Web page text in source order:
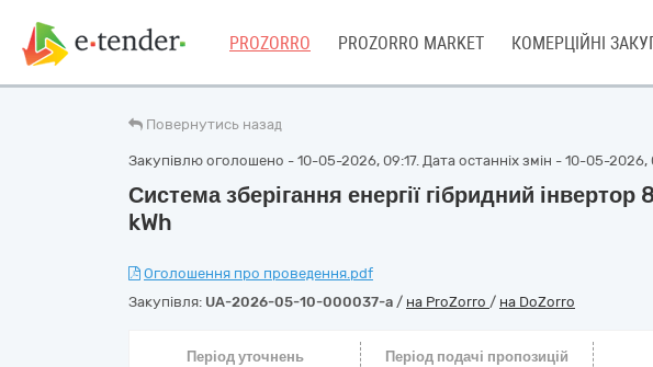
PROZORRO PROZORRO MARKET КОМЕРЦІЙНІ
Повернутись назад
Закупівлю оголошено - 10-05-2026, 09:17. Дата останніх змін - 10-05-2026,
Система зберігання енергії гібридний інвертор
kWh
Оголошення про проведення.pdf
Закупівля: UA-2026-05-10-000037-a / на ProZorro / на DoZorro
Період уточнень
Період подачі пропозицій